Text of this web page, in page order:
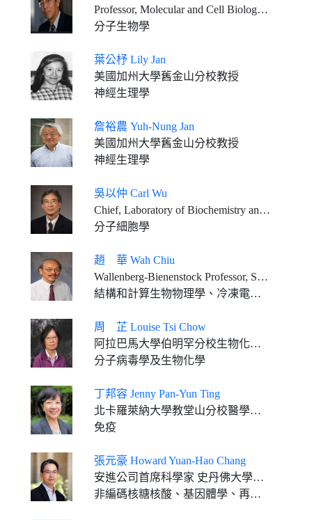
Professor, Molecular and Cell Biology, University of California at Berkeley Investigator, Howard Hughes Medical Institute
分子生物學
葉公杼 Lily Jan
美國加州大學舊金山分校教授
神經生理學
詹裕農 Yuh-Nung Jan
美國加州大學舊金山分校教授
神經生理學
吳以仲 Carl Wu
Chief, Laboratory of Biochemistry and Molecular Biology National Cancer Institute, National Institutes of Health, and NIH Distinguished Investigator
分子細胞學
趙 華 Wah Chiu
Wallenberg-Bienenstock Professor, Stanford University Department of Bioengineering, Stanford University Department of Microbiology and Immunology, Stanford University Director of CryoEM and Bioimaging Division and Professor of Photon Science, SLAC National Accelerator Laboratory
結構和計算生物物理學、冷凍電子顯微術和冷凍電子斷層攝影
周 芷 Louise Tsi Chow
阿拉巴馬大學伯明罕分校生物化學與分子遺傳學系教授
分子病毒學及生物化學
丁邦容 Jenny Pan-Yun Ting
北卡羅萊納大學教堂山分校醫學院威廉•蘭特•凱南特聘遺傳學教授、微生物與免疫系教授,臨床轉化免疫學研究中心主任
免疫
張元豪 Howard Yuan-Hao Chang
安進公司首席科學家 史丹佛大學教授
非編碼核糖核酸、基因體學、再生醫學